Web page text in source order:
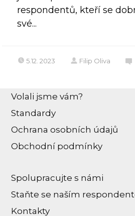
respondentů, kteří se
své...
5.12. 2023 Filip Oliva
Volali jsme vám?
Standardy
Ochrana osobních údajů
Obchodní podmínky
Spolupracujte s námi
Staňte se naším
Kontakty